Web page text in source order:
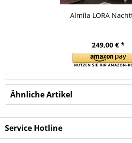
Almila LORA
249,00 € *
Ähnliche Artikel
Service Hotline